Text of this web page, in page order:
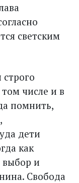
светским
числе и в
помнить,
дети
как
выбор и
Свобода